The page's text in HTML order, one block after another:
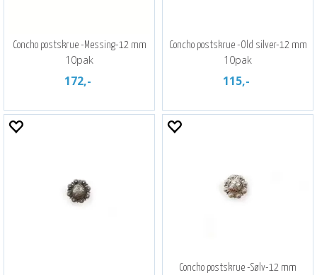
Concho postskrue -Messing-12 mm
10pak
172,-
Concho postskrue -Old silver-12 mm
10pak
115,-
Concho postskrue -Sølv-12 mm